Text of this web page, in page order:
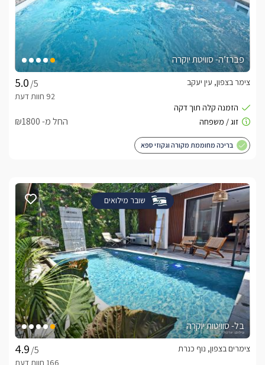
פברז’ה- סוויטת יוקרה
/5
צימר בצפון, עין יעקב
החל מ- ₪1800
בריכה מחוממת מקורה וגקוזי ספא
שובר מילואים
בל- סוויטות יוקרה
/5
צימרים בצפון, נוף כנרת